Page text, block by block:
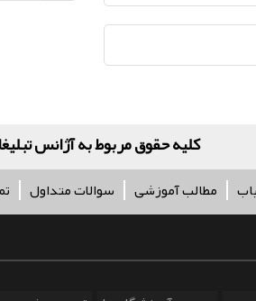
کلیه حقوق مربوط به آژانس تبلیغاتی پر
مطالب آموزشی سوالات متداول